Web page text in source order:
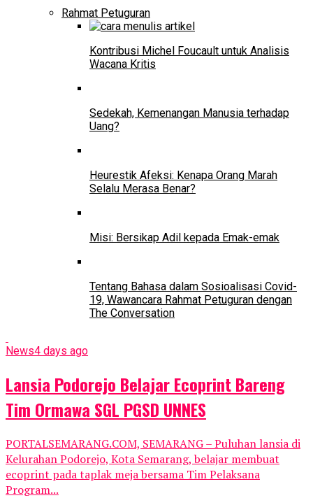
Rahmat Petuguran
Kontribusi Michel Foucault untuk Analisis
Wacana Kritis
Sedekah, Kemenangan Manusia terhadap
Uang?
Heurestik Afeksi: Kenapa Orang Marah
Selalu Merasa Benar?
Misi: Bersikap Adil kepada Emak-emak
Tentang Bahasa dalam Sosioalisasi Covid-
19, Wawancara Rahmat Petuguran dengan
The Conversation
News4 days ago
Lansia Podorejo Belajar Ecoprint Bareng
Tim Ormawa SGL PGSD UNNES
PORTALSEMARANG.COM, SEMARANG – Puluhan lansia di
Kelurahan Podorejo, Kota Semarang, belajar membuat
ecoprint pada taplak meja bersama Tim Pelaksana
Program...